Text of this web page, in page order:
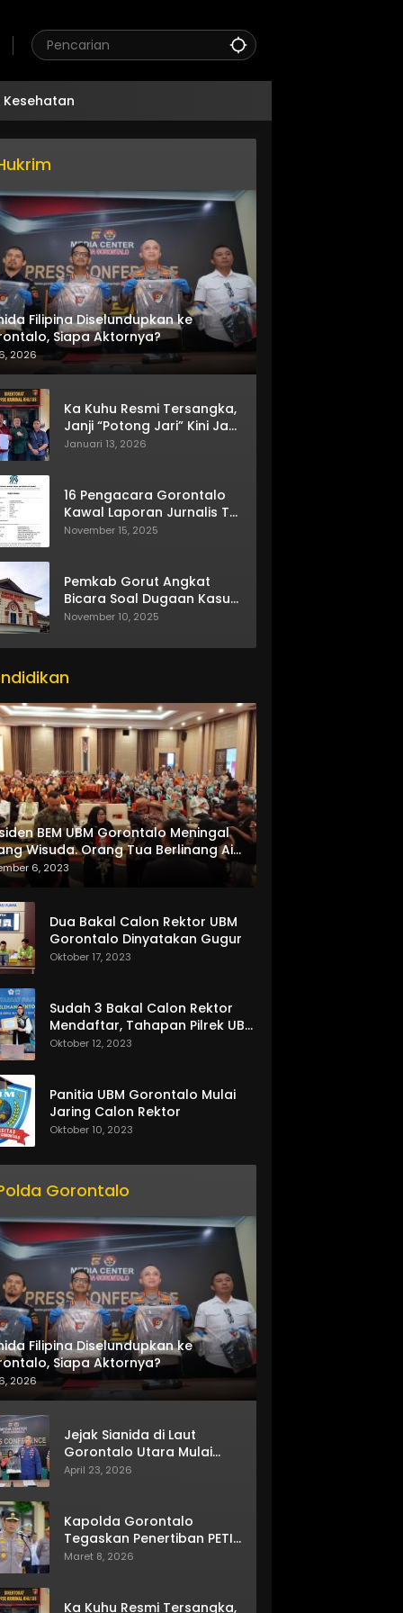
Kesehatan
Filipina Diselundupkan ke
Siapa Aktornya?
2026
Ka Kuhu Resmi Tersangka,
Janji “Potong Jari” Kini Jadi
Bumerang
Januari 13, 2026
16 Pengacara Gorontalo
Kawal Laporan Jurnalis TV
One
November 15, 2025
Pemkab Gorut Angkat
Bicara Soal Dugaan Kasus
Asusila Oknum ASN
November 10, 2025
BEM UBM Gorontalo Meningal
Wisuda. Orang Tua Berlinang Air
Menerima SKL dan Pemasangan
6, 2023
Dua Bakal Calon Rektor UBM
Gorontalo Dinyatakan Gugur
Oktober 17, 2023
Sudah 3 Bakal Calon Rektor
Mendaftar, Tahapan Pilrek UBM
Gorontalo Makin Seru
Oktober 12, 2023
Panitia UBM Gorontalo Mulai
Jaring Calon Rektor
Oktober 10, 2023
Gorontalo
Filipina Diselundupkan ke
Siapa Aktornya?
2026
Jejak Sianida di Laut
Gorontalo Utara Mulai
Terkuak
April 23, 2026
Kapolda Gorontalo
Tegaskan Penertiban PETI
Terus Berjalan
Maret 8, 2026
Ka Kuhu Resmi Tersangka,